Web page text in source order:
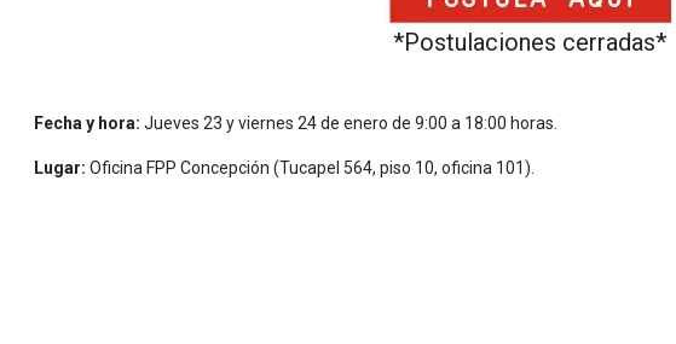
*Postulaciones cerradas*
Fecha y hora: Jueves 23 y viernes 24 de enero de 9:00 a 18:00 horas.
Lugar: Oficina FPP Concepción (Tucapel 564, piso 10, oficina 101).